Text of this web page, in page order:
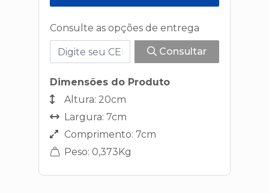
Consulte as opções de entrega
Consultar
Dimensões do Produto
Altura: 20cm
Largura: 7cm
Comprimento: 7cm
Peso: 0,373Kg